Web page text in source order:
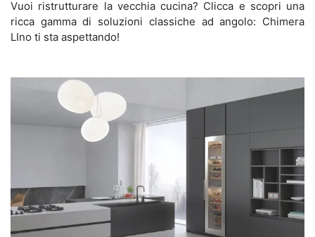
Vuoi ristrutturare la vecchia cucina? Clicca e scopri una
ricca gamma di soluzioni classiche ad angolo: Chimera
LIno ti sta aspettando!